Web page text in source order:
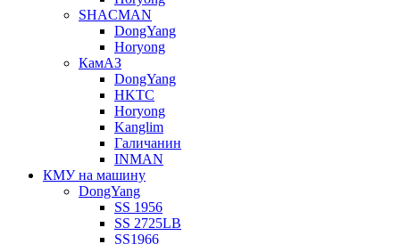
SHACMAN
DongYang
Horyong
КамАЗ
DongYang
HKTC
Horyong
Kanglim
Галичанин
INMAN
КМУ на машину
DongYang
SS 1956
SS 2725LB
SS1966